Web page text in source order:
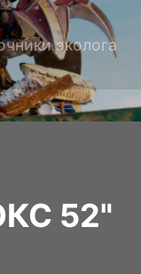
эколога
52"